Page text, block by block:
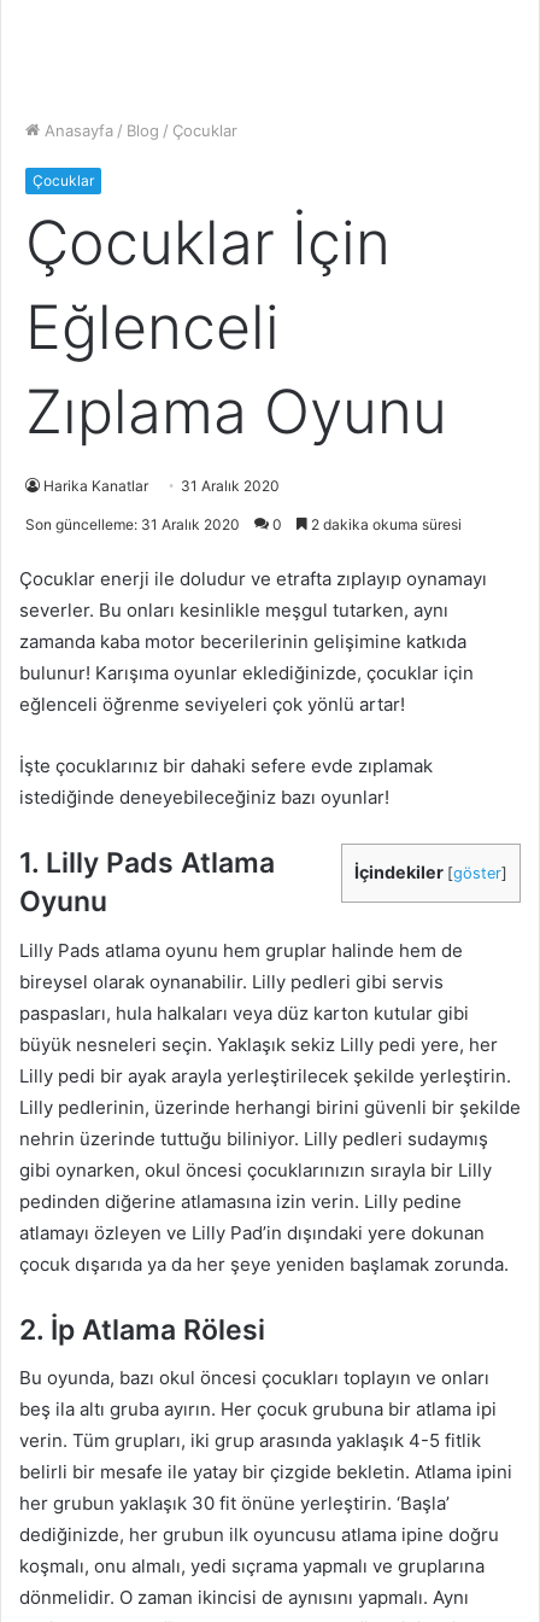
Anasayfa / Blog / Çocuklar
Çocuklar
Çocuklar İçin
Eğlenceli
Zıplama Oyunu
Harika Kanatlar 31 Aralık 2020
Son güncelleme: 31 Aralık 2020 0 2 dakika okuma süresi
Çocuklar enerji ile doludur ve etrafta zıplayıp oynamayı
severler. Bu onları kesinlikle meşgul tutarken, aynı
zamanda kaba motor becerilerinin gelişimine katkıda
bulunur! Karışıma oyunlar eklediğinizde, çocuklar için
eğlenceli öğrenme seviyeleri çok yönlü artar!
İşte çocuklarınız bir dahaki sefere evde zıplamak
istediğinde deneyebileceğiniz bazı oyunlar!
İçindekiler [göster]
1. Lilly Pads Atlama
Oyunu
Lilly Pads atlama oyunu hem gruplar halinde hem de
bireysel olarak oynanabilir. Lilly pedleri gibi servis
paspasları, hula halkaları veya düz karton kutular gibi
büyük nesneleri seçin. Yaklaşık sekiz Lilly pedi yere, her
Lilly pedi bir ayak arayla yerleştirilecek şekilde yerleştirin.
Lilly pedlerinin, üzerinde herhangi birini güvenli bir şekilde
nehrin üzerinde tuttuğu biliniyor. Lilly pedleri sudaymış
gibi oynarken, okul öncesi çocuklarınızın sırayla bir Lilly
pedinden diğerine atlamasına izin verin. Lilly pedine
atlamayı özleyen ve Lilly Pad’in dışındaki yere dokunan
çocuk dışarıda ya da her şeye yeniden başlamak zorunda.
2. İp Atlama Rölesi
Bu oyunda, bazı okul öncesi çocukları toplayın ve onları
beş ila altı gruba ayırın. Her çocuk grubuna bir atlama ipi
verin. Tüm grupları, iki grup arasında yaklaşık 4-5 fitlik
belirli bir mesafe ile yatay bir çizgide bekletin. Atlama ipini
her grubun yaklaşık 30 fit önüne yerleştirin. ‘Başla’
dediğinizde, her grubun ilk oyuncusu atlama ipine doğru
koşmalı, onu almalı, yedi sıçrama yapmalı ve gruplarına
dönmelidir. O zaman ikincisi de aynısını yapmalı. Aynı